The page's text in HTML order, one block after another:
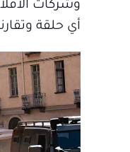
وشركات
أي حلقة